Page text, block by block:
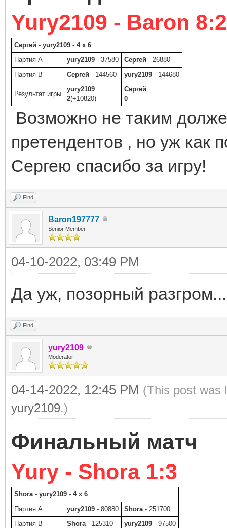
Yury2109 - Baron 8:2
Сергей - yury2109 - 4 x 6
Партия A
yury2109 - 37580 Сергей - 26880
Партия B
Сергей - 144560 yury2109 - 144680
Результат игры
yury2109
2(+10820)
Сергей
0
Возможно не таким
претендентов , но уж как
Сергею спасибо за игру!
Find
Baron197777
Senior Member
04-10-2022, 03:49 PM
Да уж, позорный
Find
yury2109
Moderator
04-14-2022, 12:45 PM (This post was
yury2109.)
Финальный матч
Yury - Shora 1:3
Shora - yury2109 - 4 x 6
Партия A
yury2109 - 80880 Shora - 251700
Партия B
Shora - 125310 yury2109 - 97500